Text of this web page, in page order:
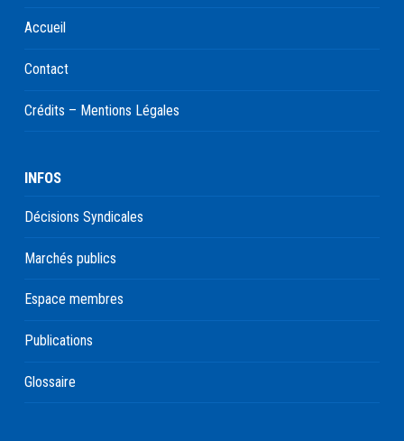
Accueil
Contact
Crédits – Mentions Légales
INFOS
Décisions Syndicales
Marchés publics
Espace membres
Publications
Glossaire